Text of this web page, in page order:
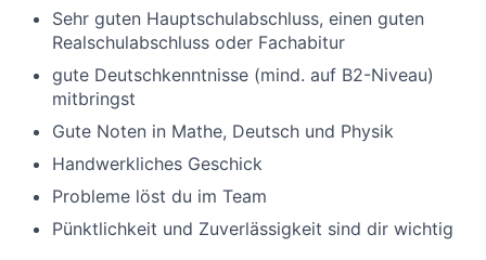
Sehr guten Hauptschulabschluss, einen guten
Realschulabschluss oder Fachabitur
gute Deutschkenntnisse (mind. auf B2-Niveau)
mitbringst
Gute Noten in Mathe, Deutsch und Physik
Handwerkliches Geschick
Probleme löst du im Team
Pünktlichkeit und Zuverlässigkeit sind dir wichtig